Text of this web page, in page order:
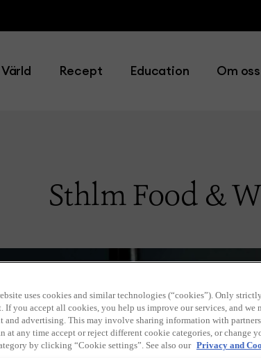
Recept Education Om oss
Sthlm Food &
uses cookies and similar technologies (“cookies”). Only
If you accept all cookies, you help us improve our services, and we
and advertising. This may involve sharing information with
at any time accept or reject different cookie categories, or change
by clicking “Cookie settings”. See also our Privacy and